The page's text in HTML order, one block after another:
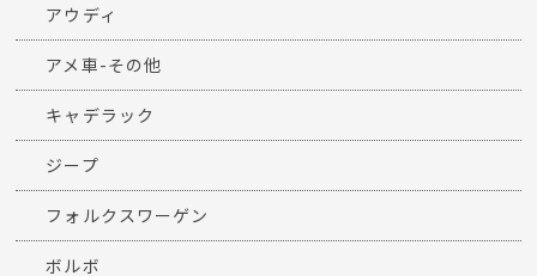
アウディ
アメ車-その他
キャデラック
ジープ
フォルクスワーゲン
ボルボ